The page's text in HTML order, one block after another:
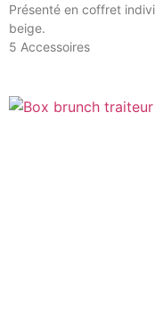
Présenté en coffret
beige.
5 Accessoires